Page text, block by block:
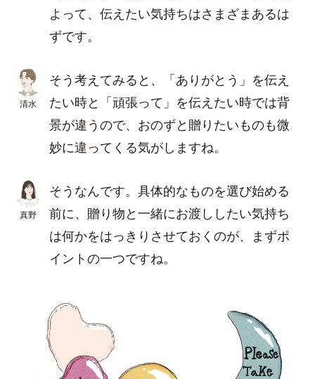
よって、伝えたい気持ちはさまざまあるは
ずです。
清水
そう考えてみると、「ありがとう」を伝え
たい時と「頑張って」を伝えたい時では背
景が違うので、おのずと贈りたいものも微
妙に違ってくる気がしますね。
真野
そうなんです。具体的なものを選び始める
前に、贈り物と一緒にお渡ししたい気持ち
は何かをはっきりさせておくのが、まずポ
イントの一つですね。